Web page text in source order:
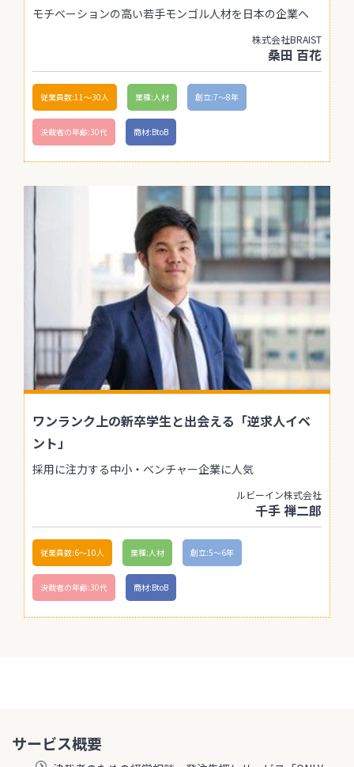
モチベーションの高い若手モンゴル人材を日本の企業へ
株式会社BRAIST
桑田 百花
従業員数:11〜30人 業種:人材 創立:7〜8年
決裁者の年齢:30代 商材:BtoB
ワンランク上の新卒学生と出会える「逆求人イベ
ント」
採用に注力する中小・ベンチャー企業に人気
ルビーイン株式会社
千手 禅二郎
従業員数:6～10人 業種:人材 創立:5〜6年
決裁者の年齢:30代 商材:BtoB
サービス概要